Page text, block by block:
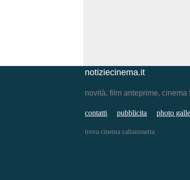
notiziecinema.it
novità, film anteprime,
contatti pubblicita photo
trova cinema caltanissetta